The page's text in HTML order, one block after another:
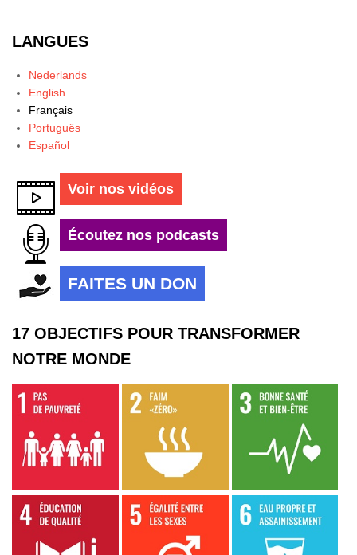
LANGUES
Nederlands
English
Français
Português
Español
Voir nos vidéos
Écoutez nos podcasts
FAITES UN DON
17 OBJECTIFS POUR TRANSFORMER
NOTRE MONDE